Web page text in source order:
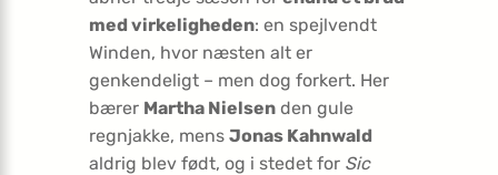
med virkeligheden: en spejlvendt
Winden, hvor næsten alt er
genkendeligt – men dog forkert. Her
bærer Martha Nielsen den gule
regnjakke, mens Jonas Kahnwald
aldrig blev født, og i stedet for Sic